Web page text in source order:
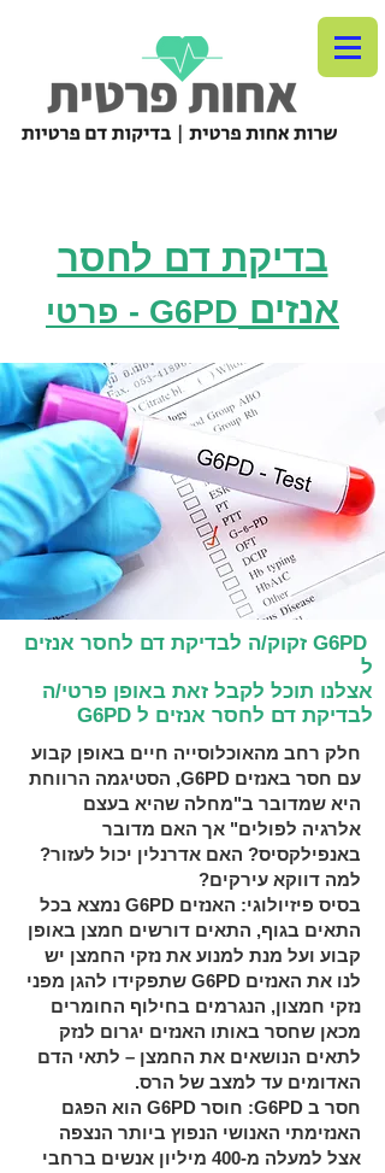
בדיקת דם לחסר
אנזים G6PD - פרטי
G6PD זקוק/ה לבדיקת דם לחסר אנזים
ל
אצלנו תוכל לקבל זאת באופן פרטי/ה
לבדיקת דם לחסר אנזים ל G6PD
חלק רחב מהאוכלוסייה חיים באופן קבוע
עם חסר באנזים G6PD, הסטיגמה הרווחת
היא שמדובר ב"מחלה שהיא בעצם
אלרגיה לפולים" אך האם מדובר
באנפילקסיס? האם אדרנלין יכול לעזור?
למה דווקא עירקים?
בסיס פיזיולוגי: האנזים G6PD נמצא בכל
התאים בגוף, התאים דורשים חמצן באופן
קבוע ועל מנת למנוע את נזקי החמצן יש
לנו את האנזים G6PD שתפקידו להגן מפני
נזקי חמצון, הנגרמים בחילוף החומרים
מכאן שחסר באותו האנזים יגרום לנזק
לתאים הנושאים את החמצן – לתאי הדם
האדומים עד למצב של הרס.
חסר ב G6PD: חוסר G6PD הוא הפגם
האנזימתי האנושי הנפוץ ביותר הנצפה
אצל למעלה מ-400 מיליון אנשים ברחבי